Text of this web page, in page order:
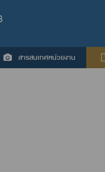
สารสนเทศหน่วยงาน